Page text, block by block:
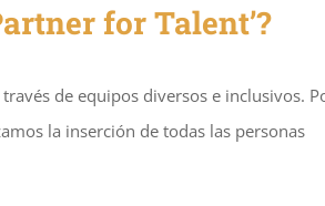
for Talent’?
de equipos diversos e inclusivos.
la inserción de todas las personas